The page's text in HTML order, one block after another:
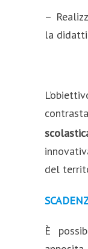
–
la
del
È